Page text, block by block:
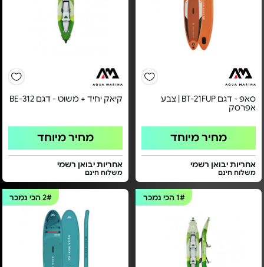
סאפ - דגם BT-21FUP | צבע
אפרסק
מחיר מיוחד
אחריות יבואן רשמי
משלוח חינם
קיאק יחיד + משוט - דגם BE-312
מחיר מיוחד
אחריות יבואן רשמי
משלוח חינם
1#הכי נמכר 2#הכי נמכר